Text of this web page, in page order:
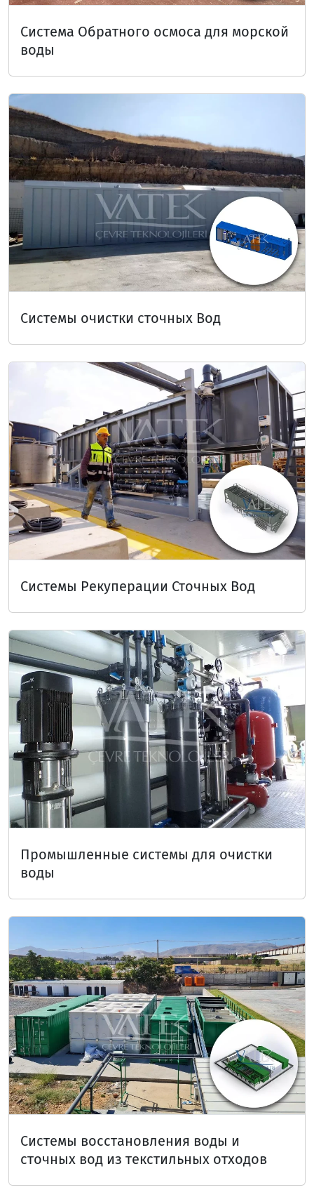
Система Обратного осмоса для морской
воды
Системы очистки сточных Вод
Системы Рекуперации Сточных Вод
Промышленные системы для очистки
воды
Системы восстановления воды и
сточных вод из текстильных отходов